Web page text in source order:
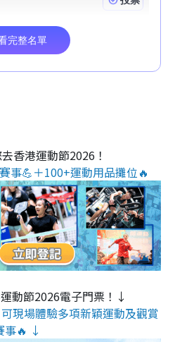
香港運動節2026！
事💪＋100+運動用品攤位🔥
動節2026電子門票！↓
現場體驗多項新穎運動及觀賞
事🔥 ↓